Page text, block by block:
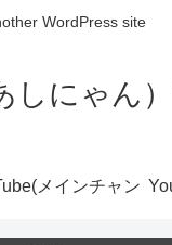
WordPress site
しにゃん
メインチャン